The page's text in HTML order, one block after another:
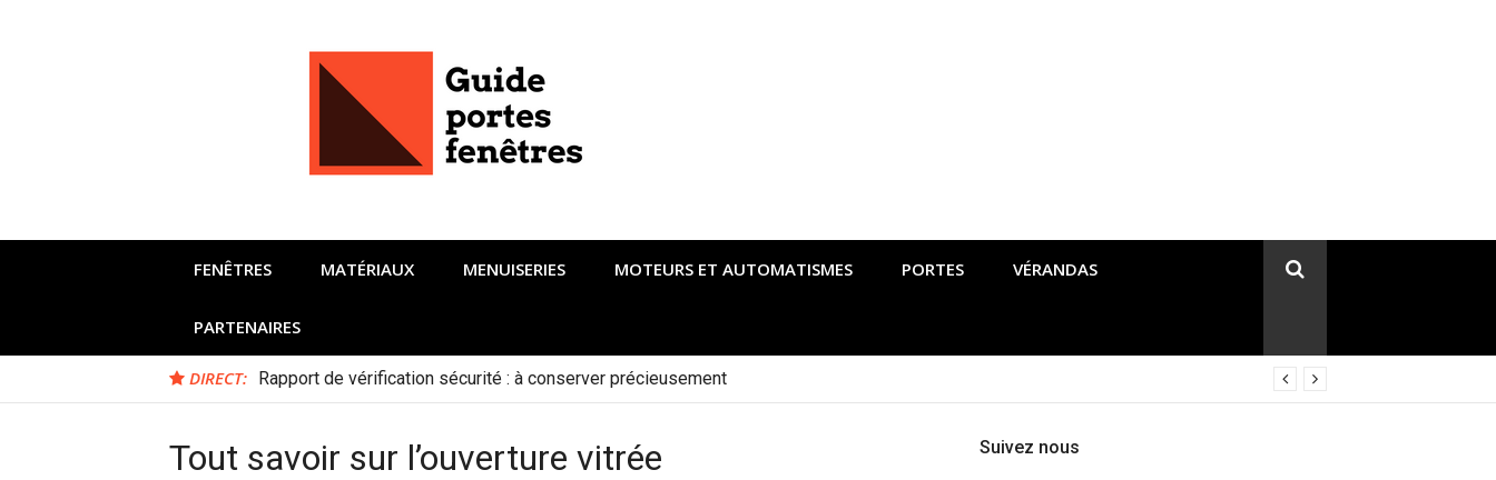
FENÊTRES MATÉRIAUX MENUISERIES MOTEURS ET AUTOMATISMES PORTES VÉRANDAS
PARTENAIRES
DIRECT: Rapport de vérification sécurité : à conserver précieusement
Tout savoir sur l’ouverture vitrée Suivez nous